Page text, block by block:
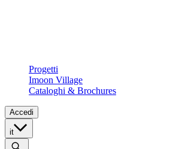
Progetti
Imoon Village
Cataloghi & Brochures
Accedi
it